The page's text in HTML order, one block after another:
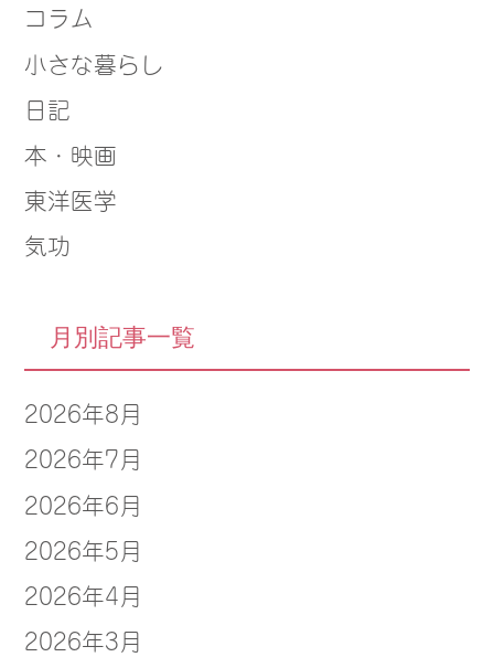
コラム
小さな暮らし
日記
本・映画
東洋医学
気功
月別記事一覧
2026年8月
2026年7月
2026年6月
2026年5月
2026年4月
2026年3月